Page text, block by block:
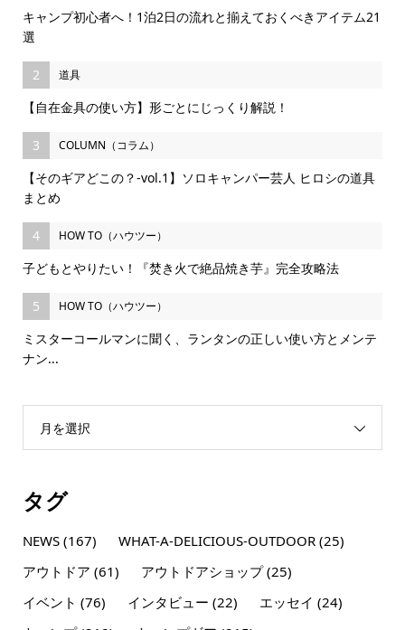
キャンプ初心者へ！1泊2日の流れと揃えておくべきアイテム21
選
2 道具
【自在金具の使い方】形ごとにじっくり解説！
3 COLUMN（コラム）
【そのギアどこの？-vol.1】ソロキャンパー芸人 ヒロシの道具
まとめ
4 HOW TO（ハウツー）
子どもとやりたい！『焚き火で絶品焼き芋』完全攻略法
5 HOW TO（ハウツー）
ミスターコールマンに聞く、ランタンの正しい使い方とメンテ
ナン...
月を選択
タグ
NEWS(167) WHAT-A-DELICIOUS-OUTDOOR(25)
アウトドア (61) アウトドアショップ(25)
イベント (76) インタビュー (22) エッセイ (24)